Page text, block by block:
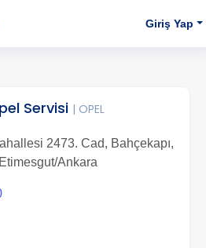
Giriş Yap
Servisi | OPEL
2473. Cad, Bahçekapı,
Ankara